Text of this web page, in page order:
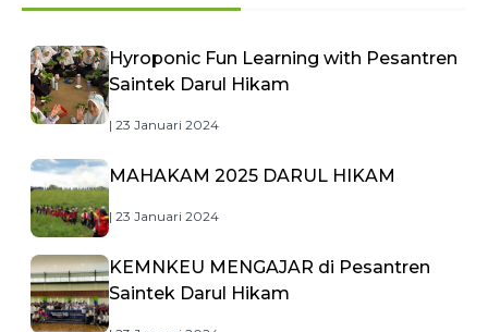
Hyroponic Fun Learning with Pesantren
Saintek Darul Hikam
| 23 Januari 2024
MAHAKAM 2025 DARUL HIKAM
| 23 Januari 2024
KEMNKEU MENGAJAR di Pesantren
Saintek Darul Hikam